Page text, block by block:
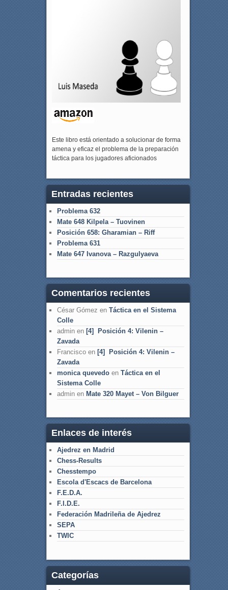
Este libro está orientado a solucionar de forma
amena y eficaz el problema de la preparación
táctica para los jugadores aficionados
Entradas recientes
Problema 632
Mate 648 Kilpela – Tuovinen
Posición 658: Gharamian – Riff
Problema 631
Mate 647 Ivanova – Razgulyaeva
Comentarios recientes
César Gómez en Táctica en el Sistema
Colle
adminen [4] Posición 4: Vilenin –
Zavada
Franciscoen [4] Posición 4: Vilenin –
Zavada
monica quevedoen Táctica en el
Sistema Colle
adminen Mate 320 Mayet – Von Bilguer
Enlaces de interés
Ajedrez en Madrid
Chess-Results
Chesstempo
Escola d'Escacs de Barcelona
F.E.D.A.
F.I.D.E.
Federación Madrileña de Ajedrez
SEPA
TWIC
Categorías